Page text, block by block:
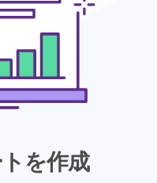
を作成